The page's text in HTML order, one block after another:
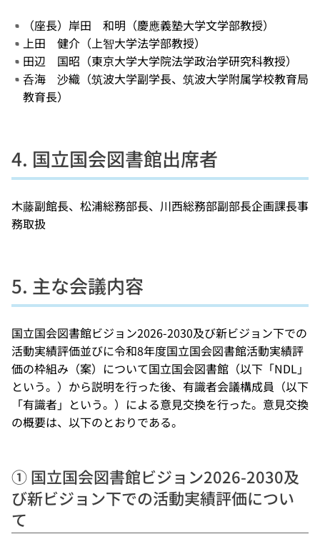
（座長）岸田 和明（慶應義塾大学文学部教授）
上田 健介（上智大学法学部教授）
田辺 国昭（東京大学大学院法学政治学研究科教授）
呑海 沙織（筑波大学副学長、筑波大学附属学校教育局
教育長）
4. 国立国会図書館出席者
木藤副館長、松浦総務部長、川西総務部副部長企画課長事
務取扱
5. 主な会議内容
国立国会図書館ビジョン2026-2030及び新ビジョン下での
活動実績評価並びに令和8年度国立国会図書館活動実績評
価の枠組み（案）について国立国会図書館（以下「NDL」
という。）から説明を行った後、有識者会議構成員（以下
「有識者」という。）による意見交換を行った。意見交換
の概要は、以下のとおりである。
① 国立国会図書館ビジョン2026-2030及
び新ビジョン下での活動実績評価につい
て